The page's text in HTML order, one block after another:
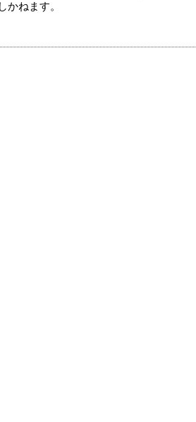
かねます。